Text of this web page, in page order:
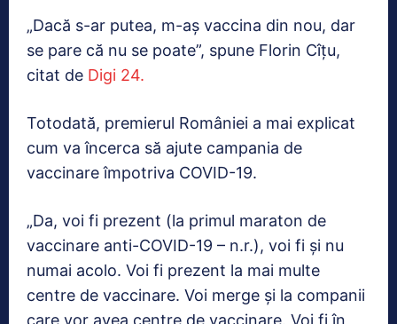
„Dacă s-ar putea, m-aș vaccina din nou, dar
se pare că nu se poate”, spune Florin Cîțu,
citat de Digi 24.
Totodată, premierul României a mai explicat
cum va încerca să ajute campania de
vaccinare împotriva COVID-19.
„Da, voi fi prezent (la primul maraton de
vaccinare anti-COVID-19 – n.r.), voi fi și nu
numai acolo. Voi fi prezent la mai multe
centre de vaccinare. Voi merge și la companii